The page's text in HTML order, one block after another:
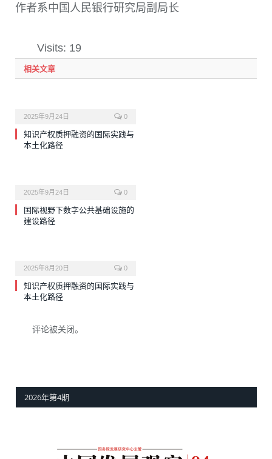
作者系中国人民银行研究局副局长
Visits: 19
相关文章
2025年9月24日 0
知识产权质押融资的国际实践与
本土化路径
2025年9月24日 0
国际视野下数字公共基础设施的
建设路径
2025年8月20日 0
知识产权质押融资的国际实践与
本土化路径
评论被关闭。
2026年第4期